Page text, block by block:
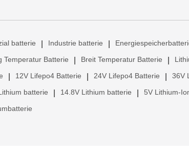
batterie Industrie batterie
Temperatur Batterie Breit Temperatur Batterie
12V Lifepo4 Batterie 24V Lifepo4 Batterie 36V
batterie 14.8V Lithium batterie 5V Lithium-